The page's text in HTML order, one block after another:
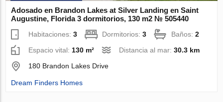
Adosado en Brandon Lakes at Silver Landing en Saint
Augustine, Florida 3 dormitorios, 130 m2 № 505440
Habitaciones:3 Dormitorios:3 Baños:2
Espacio vital: 130 m² Distancia al mar:30.3 km
180 Brandon Lakes Drive
Dream Finders Homes